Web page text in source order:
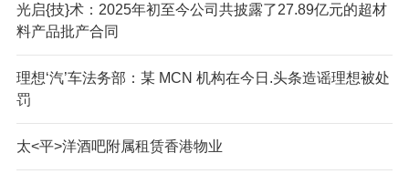
光启{技}术：2025年初至今公司共披露了27.89亿元的超材
料产品批产合同
理想‘汽’车法务部：某 MCN 机构在今日.头条造谣理想被处
罚
太<平>洋酒吧附属租赁香港物业